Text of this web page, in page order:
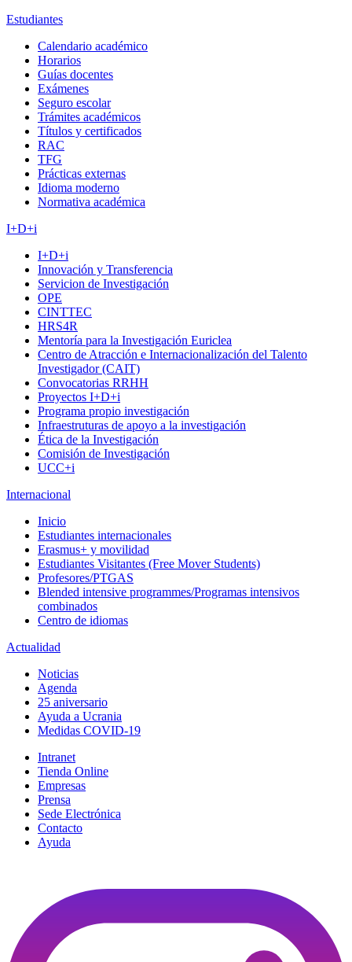
Estudiantes
Calendario académico
Horarios
Guías docentes
Exámenes
Seguro escolar
Trámites académicos
Títulos y certificados
RAC
TFG
Prácticas externas
Idioma moderno
Normativa académica
I+D+i
I+D+i
Innovación y Transferencia
Servicion de Investigación
OPE
CINTTEC
HRS4R
Mentoría para la Investigación Euriclea
Centro de Atracción e Internacionalización del Talento
Investigador (CAIT)
Convocatorias RRHH
Proyectos I+D+i
Programa propio investigación
Infraestruturas de apoyo a la investigación
Ética de la Investigación
Comisión de Investigación
UCC+i
Internacional
Inicio
Estudiantes internacionales
Erasmus+ y movilidad
Estudiantes Visitantes (Free Mover Students)
Profesores/PTGAS
Blended intensive programmes/Programas intensivos
combinados
Centro de idiomas
Actualidad
Noticias
Agenda
25 aniversario
Ayuda a Ucrania
Medidas COVID-19
Intranet
Tienda Online
Empresas
Prensa
Sede Electrónica
Contacto
Ayuda